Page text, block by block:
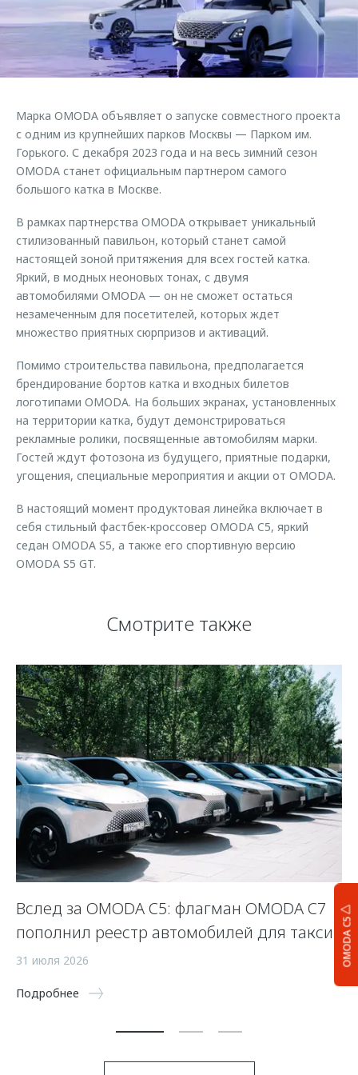
Кредитные программы
Кредитный калькулятор
Одежда и сувениры
Оригинальные аксессуары
Запчасти
Калькулятор трейд-ин
Клиентская поддержка
O&J Автоклуб
Клуб владельцев OMODA
Аксессуары
Одежда и сувениры
Оригинальные аксессуары
Обратная связь
OMODA C5
Марка OMODA объявляет о запуске совместного проекта
с одним из крупнейших парков Москвы — Парком им.
Горького. С декабря 2023 года и на весь зимний сезон
OMODA станет официальным партнером самого
большого катка в Москве.
В рамках партнерства OMODA открывает уникальный
стилизованный павильон, который станет самой
настоящей зоной притяжения для всех гостей катка.
Яркий, в модных неоновых тонах, с двумя
автомобилями OMODA — он не сможет остаться
незамеченным для посетителей, которых ждет
множество приятных сюрпризов и активаций.
Помимо строительства павильона, предполагается
брендирование бортов катка и входных билетов
логотипами OMODA. На больших экранах, установленных
на территории катка, будут демонстрироваться
рекламные ролики, посвященные автомобилям марки.
Гостей ждут фотозона из будущего, приятные подарки,
угощения, специальные мероприятия и акции от OMODA.
В настоящий момент продуктовая линейка включает в
себя стильный фастбек-кроссовер OMODA C5, яркий
седан OMODA S5, а также его спортивную версию
OMODA S5 GT.
Смотрите также
Вслед за OMODA C5: флагман OMODA C7
пополнил реестр автомобилей для такси
31 июля 2026
Подробнее